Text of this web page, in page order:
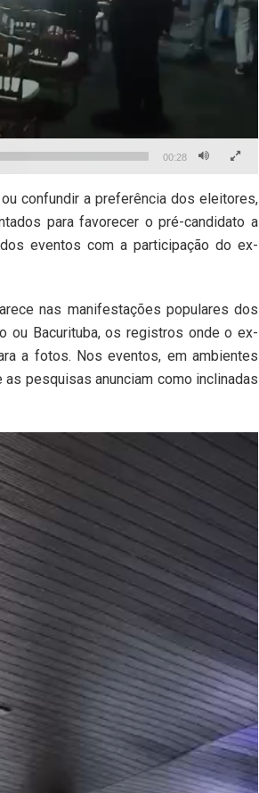
00:28
confundir a preferência dos eleitores,
para favorecer o pré-candidato a
eventos com a participação do ex-
nas manifestações populares dos
ou Bacurituba, os registros onde o ex-
a fotos. Nos eventos, em ambientes
pesquisas anunciam como inclinadas